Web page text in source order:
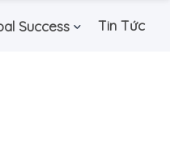
Success Tin Tức